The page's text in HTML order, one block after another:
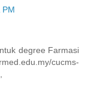
PM
degree Farmasi
cucms-